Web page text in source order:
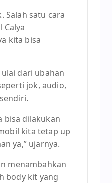
satu cara
kita bisa
dari ubahan
jok, audio,
bisa dilakukan
kita tetap up
ya,” ujarnya.
menambahkan
body kit yang